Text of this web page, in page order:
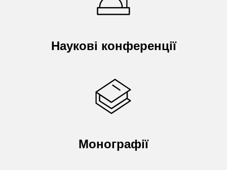
Наукові конференції
Монографії